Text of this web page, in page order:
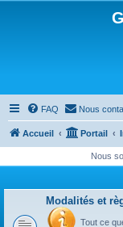
FAQ Nous
Accueil Portail
Nous
Modalités et
Tout ce